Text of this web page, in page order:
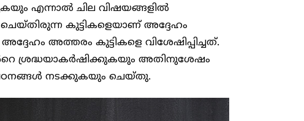
എന്നാൽ ചില വിഷയങ്ങളിൽ
കുട്ടികളെയാണ് അദ്ദേഹം
അത്തരം കുട്ടികളെ വിശേഷിപ്പിച്ചത്.
ശ്രദ്ധയാകർഷിക്കുകയും അതിനുശേഷം
പഠനങ്ങൾ നടക്കുകയും ചെയ്തു.